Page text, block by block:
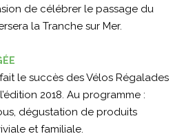
de célébrer le passage du
la Tranche sur Mer.
le succès des Vélos Régalades
2018. Au programme :
dégustation de produits
et familiale.